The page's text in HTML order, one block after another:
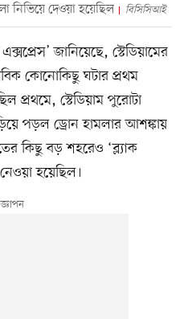
নিভিয়ে দেওয়া হয়েছিল বিসিসিআই
জানিয়েছে, স্টেডিয়ামের
কোনোকিছু ঘটার প্রথম
প্রথমে, স্টেডিয়াম পুরোটা
পড়ল ড্রোন হামলার আশঙ্কায়
কিছু বড় শহরেও ‘ব্ল্যাক
হয়েছিল।